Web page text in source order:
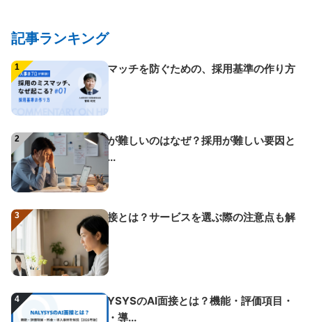
記事ランキング
1 ミスマッチを防ぐための、採用基準の作り方
2
採用が難しいのはなぜ？採用が難しい要因と
改善...
3
AI面接とは？サービスを選ぶ際の注意点も解
説
4
NALYSYSのAI面接とは？機能・評価項目・
料金・導...